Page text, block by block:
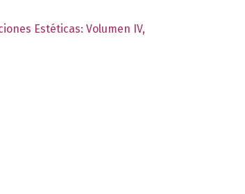
Estéticas: Volumen IV,